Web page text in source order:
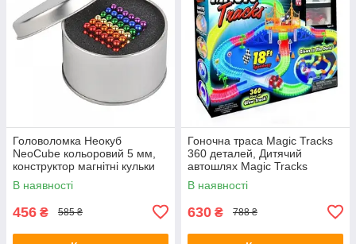
Головоломка Неокуб
NeoCube кольоровий 5 мм,
конструктор магнітні кульки
В наявності
456 ₴ 585 ₴
Гоночна траса Magic Tracks
360 деталей, Дитячий
автошлях Magic Tracks
В наявності
630 ₴ 788 ₴